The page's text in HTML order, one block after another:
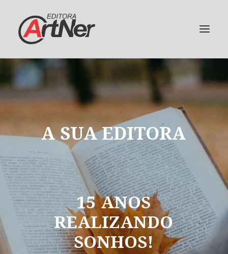
A SUAEDITORA
15 ANOS
REALIZANDO
SONHOS!